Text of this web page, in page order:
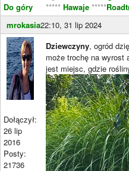
Do góry
***** Hawaje *****
mrokasia22:10, 31 lip 2024
Dołączył:
26 lip
2016
Posty:
21736
Dziewczyny, ogród
może trochę na wyrost
jest miejsc, gdzie